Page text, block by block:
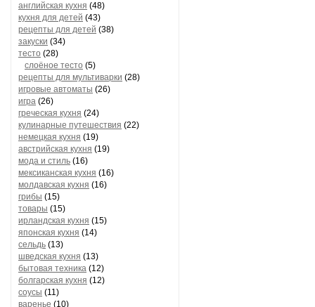
английская кухня (48)
кухня для детей (43)
рецепты для детей (38)
закуски (34)
тесто (28)
слоёное тесто (5)
рецепты для мультиварки (28)
игровые автоматы (26)
игра (26)
греческая кухня (24)
кулинарные путешествия (22)
немецкая кухня (19)
австрийская кухня (19)
мода и стиль (16)
мексиканская кухня (16)
молдавская кухня (16)
грибы (15)
товары (15)
ирландская кухня (15)
японская кухня (14)
сельдь (13)
шведская кухня (13)
бытовая техника (12)
болгарская кухня (12)
соусы (11)
варенье (10)